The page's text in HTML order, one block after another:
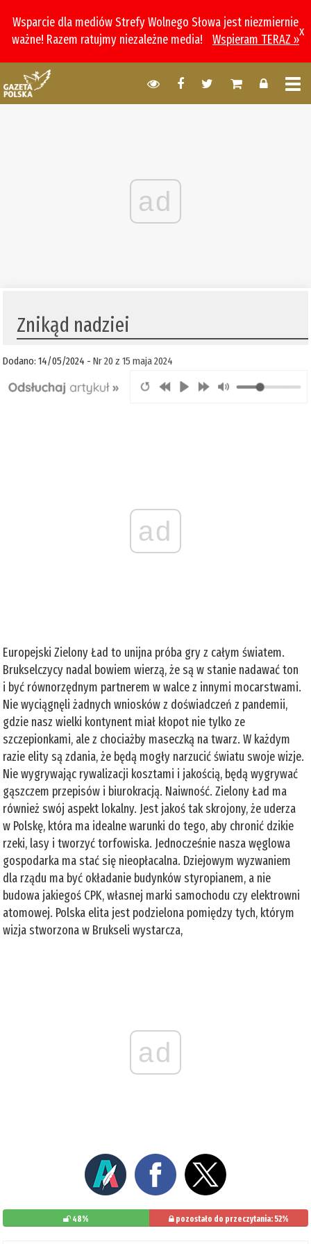
Wsparcie dla mediów Strefy Wolnego Słowa jest niezmiernie
ważne! Razem ratujmy niezależne media!
Wspieram TERAZ »
x
ad
Znikąd nadziei
Dodano: 14/05/2024 -Nr 20 z 15 maja 2024
ad
Europejski Zielony Ład to unijna próba gry z całym światem.
Brukselczycy nadal bowiem wierzą, że są w stanie nadawać ton
i być równorzędnym partnerem w walce z innymi mocarstwami.
Nie wyciągnęli żadnych wniosków z doświadczeń z pandemii,
gdzie nasz wielki kontynent miał kłopot nie tylko ze
szczepionkami, ale z chociażby maseczką na twarz. W każdym
razie elity są zdania, że będą mogły narzucić światu swoje wizje.
Nie wygrywając rywalizacji kosztami i jakością, będą wygrywać
gąszczem przepisów i biurokracją. Naiwność. Zielony Ład ma
również swój aspekt lokalny. Jest jakoś tak skrojony, że uderza
w Polskę, która ma idealne warunki do tego, aby chronić dzikie
rzeki, lasy i tworzyć torfowiska. Jednocześnie nasza węglowa
gospodarka ma stać się nieopłacalna. Dziejowym wyzwaniem
dla rządu ma być okładanie budynków styropianem, a nie
budowa jakiegoś CPK, własnej marki samochodu czy elektrowni
atomowej. Polska elita jest podzielona pomiędzy tych, którym
wizja stworzona w Brukseli wystarcza,
ad
48% pozostało do przeczytania: 52%